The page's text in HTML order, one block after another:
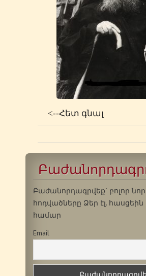
<--Հետ գնալ
Բաժանորդագրվեք` բոլոր նոր
հոդվածները Ձեր էլ.
համար
Email